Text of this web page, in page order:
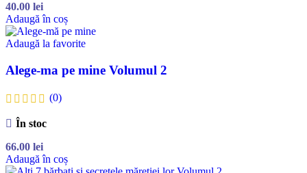
40.00 lei
Adaugă în coș
Adaugă la favorite
Alege-ma pe mine Volumul 2
(0)
În stoc
66.00 lei
Adaugă în coș